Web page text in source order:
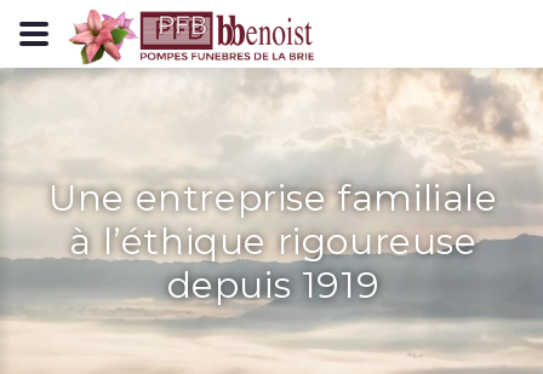
Panneau de gestion des cookies
Une entreprise familiale
à l’éthique rigoureuse
depuis 1919